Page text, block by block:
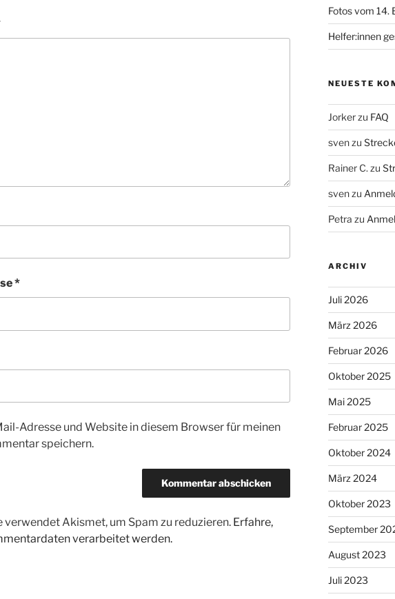
*
Adresse und Website in diesem Browser für meinen
speichern.
verwendet Akismet, um Spam zu reduzieren. Erfahre,
verarbeitet werden.
Fotos vom 14.
Helfer:innen
NEUESTE
Jorkerzu FAQ
svenzu
Rainer C. zu
svenzu
Petra zu
ARCHIV
Juli 2026
März 2026
Februar 2026
Oktober 2025
Mai 2025
Februar 2025
Oktober 2024
März 2024
Oktober 2023
September
August 2023
Juli 2023